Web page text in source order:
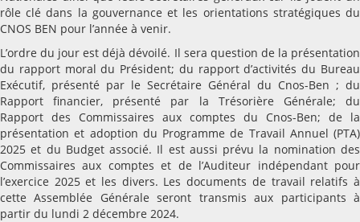
rôle clé dans la gouvernance et les orientations stratégiques du
CNOS BEN pour l’année à venir.
L’ordre du jour est déjà dévoilé. Il sera question de la présentation
du rapport moral du Président; du rapport d’activités du Bureau
Exécutif, présenté par le Secrétaire Général du Cnos-Ben ; du
Rapport financier, présenté par la Trésorière Générale; du
Rapport des Commissaires aux comptes du Cnos-Ben; de la
présentation et adoption du Programme de Travail Annuel (PTA)
2025 et du Budget associé. Il est aussi prévu la nomination des
Commissaires aux comptes et de l’Auditeur indépendant pour
l’exercice 2025 et les divers. Les documents de travail relatifs à
cette Assemblée Générale seront transmis aux participants à
partir du lundi 2 décembre 2024.